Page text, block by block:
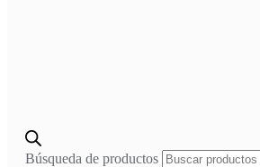
Búsqueda de productos